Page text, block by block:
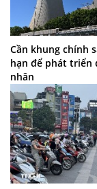
Cần khung chính
hạn để phát triển
nhân